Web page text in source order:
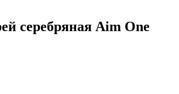
серебряная Aim One